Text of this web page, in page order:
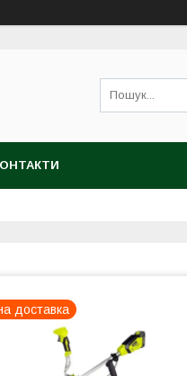
доставка